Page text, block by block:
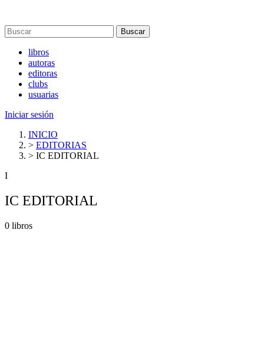
Buscar
libros
autoras
editoras
clubs
usuarias
Iniciar sesión
INICIO
> EDITORIAS
> IC EDITORIAL
I
IC EDITORIAL
0 libros